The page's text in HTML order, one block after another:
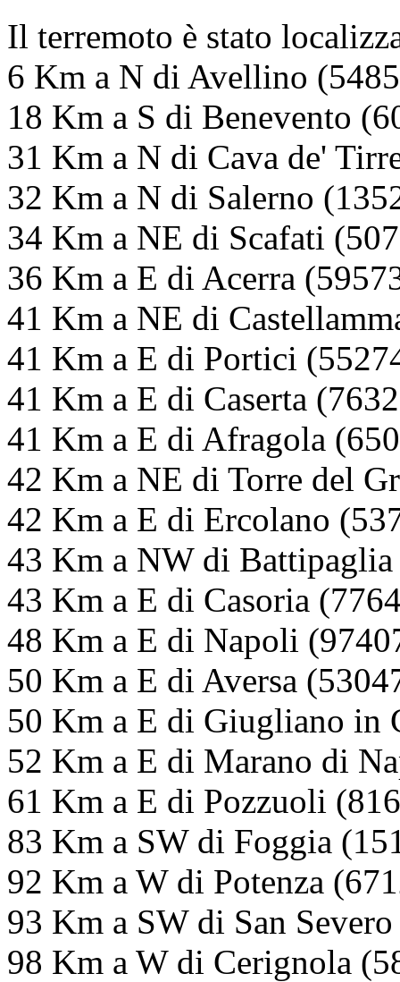
Il terremoto è stato
6 Km a N di Avellino
18 Km a S di Benevento
31 Km a N di Cava de'
32 Km a N di Salerno
34 Km a NE di Scafati
36 Km a E di Acerra
41 Km a NE di
41 Km a E di Portici
41 Km a E di Caserta
41 Km a E di Afragola
42 Km a NE di Torre del
42 Km a E di Ercolano
43 Km a NW di
43 Km a E di Casoria
48 Km a E di Napoli
50 Km a E di Aversa
50 Km a E di Giugliano in
52 Km a E di Marano di
61 Km a E di Pozzuoli
83 Km a SW di Foggia
92 Km a W di Potenza
93 Km a SW di San
98 Km a W di Cerignola